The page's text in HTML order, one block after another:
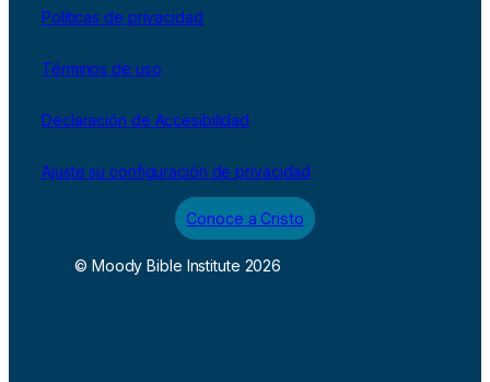
Políticas de privacidad
Términos de uso
Declaración de Accesibilidad
Ajuste su configuración de privacidad
Conoce a Cristo
© Moody Bible Institute 2026